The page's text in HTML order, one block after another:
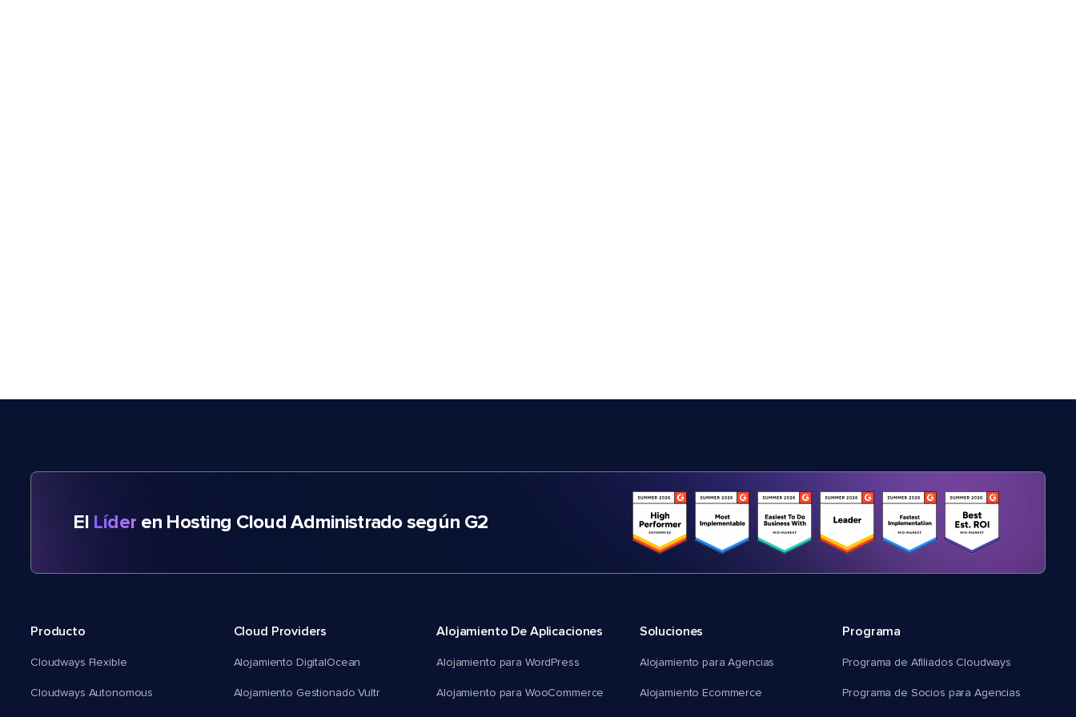
El Líder en Hosting Cloud Administrado según G2
Producto
Cloudways Flexible
Cloudways Autonomous
Cloud Providers
Alojamiento DigitalOcean
Alojamiento Gestionado Vultr
Alojamiento De Aplicaciones
Alojamiento para WordPress
Alojamiento para WooCommerce
Soluciones
Alojamiento para Agencias
Alojamiento Ecommerce
Programa
Programa de Afiliados Cloudways
Programa de Socios para Agencias